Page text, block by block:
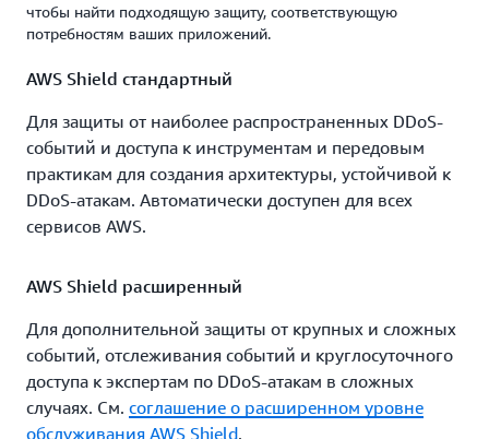
чтобы найти подходящую защиту, соответствующую
потребностям ваших приложений.
AWS Shield стандартный
Для защиты от наиболее распространенных DDoS-
событий и доступа к инструментам и передовым
практикам для создания архитектуры, устойчивой к
DDoS-атакам. Автоматически доступен для всех
сервисов AWS.
AWS Shield расширенный
Для дополнительной защиты от крупных и сложных
событий, отслеживания событий и круглосуточного
доступа к экспертам по DDoS-атакам в сложных
случаях. См. соглашение о расширенном уровне
обслуживания AWS Shield.